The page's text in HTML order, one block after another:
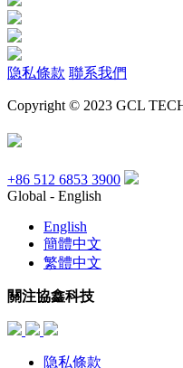
隐私條款 聯系我們
Copyright © 2023 GCL
+86 512 6853 3900
Global - English
English
簡體中文
繁體中文
關注協鑫科技
隐私條款